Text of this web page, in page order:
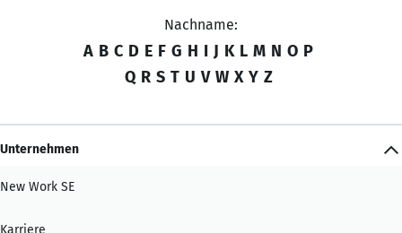
Nachname:
A B C D E F G H I J K L M N O P
Q R S T U V W X Y Z
Unternehmen
New Work SE
Karriere